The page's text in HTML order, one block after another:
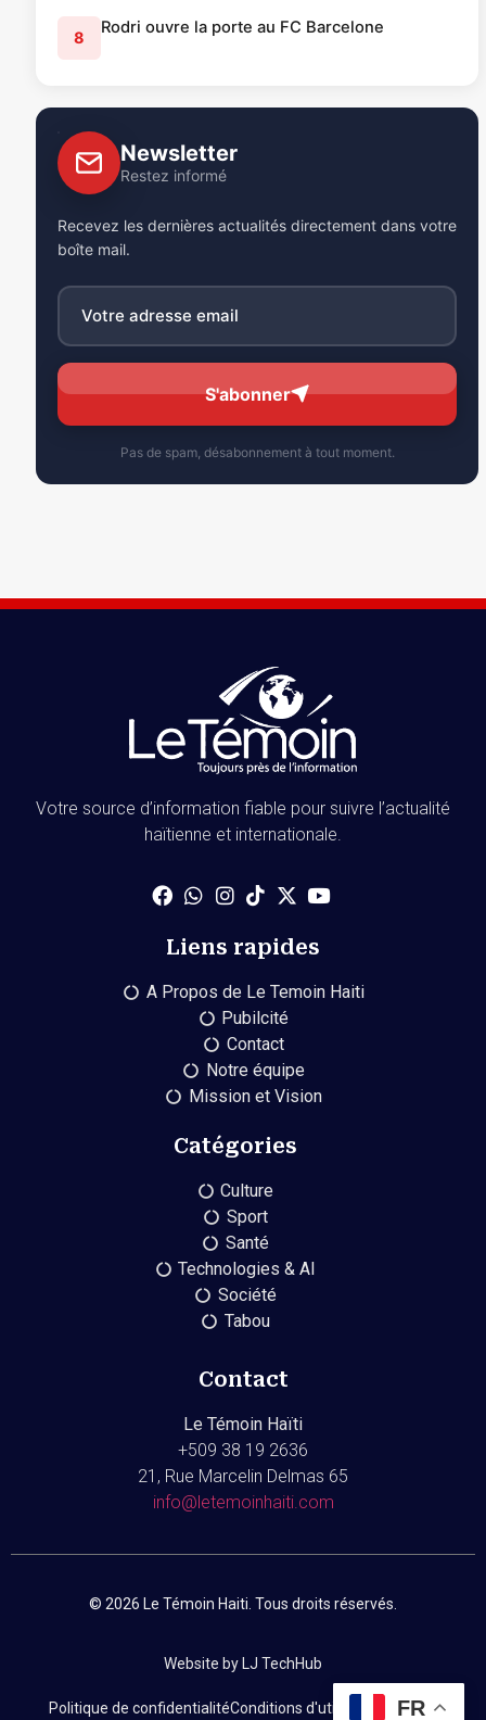
8
Rodri ouvre la porte au FC Barcelone
Newsletter
Restez informé
Recevez les dernières actualités directement dans votre
boîte mail.
S'abonner
Pas de spam, désabonnement à tout moment.
Votre source d’information fiable pour suivre l’actualité
haïtienne et internationale.
Liens rapides
A Propos de Le Temoin Haiti
Pubilcité
Contact
Notre équipe
Mission et Vision
Catégories
Culture
Sport
Santé
Technologies & AI
Société
Tabou
Contact
Le Témoin Haïti
+509 38 19 2636
21, Rue Marcelin Delmas 65
info@letemoinhaiti.com
© 2026 Le Témoin Haiti. Tous droits réservés.
Website by LJ TechHub
Politique de confidentialitéConditions d'utilisation Contact
FR